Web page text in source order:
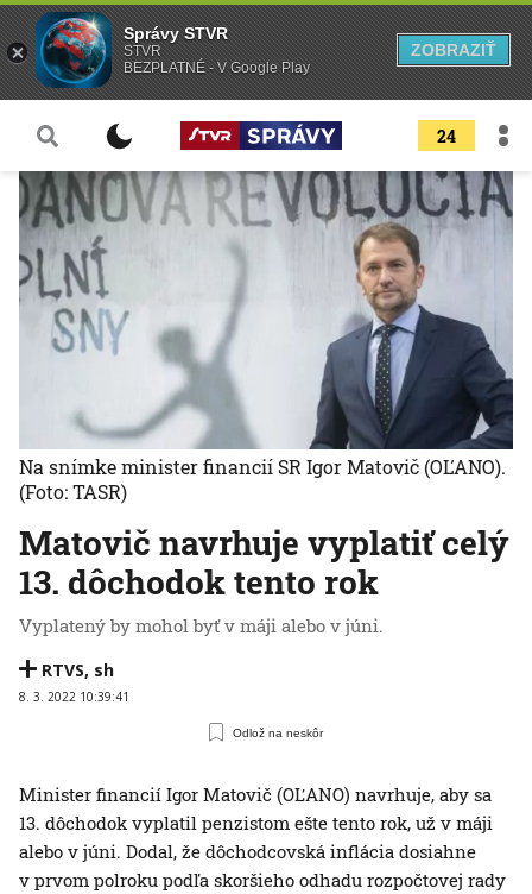
24
Matovič navrhuje vyplatiť celý
13. dôchodok tento rok
Vyplatený by mohol byť v máji alebo v júni.
RTVS, sh
8. 3. 2022 10:39:41
Odlož na neskôr
Na snímke minister financií SR Igor Matovič (OĽANO).
(Foto: TASR)
Minister financií Igor Matovič (OĽANO) navrhuje, aby sa
13. dôchodok vyplatil penzistom ešte tento rok, už v máji
alebo v júni. Dodal, že dôchodcovská inflácia dosiahne
v prvom polroku podľa skoršieho odhadu rozpočtovej rady
Správy STVR
STVR
BEZPLATNÉ - V Google Play
ZOBRAZIŤ